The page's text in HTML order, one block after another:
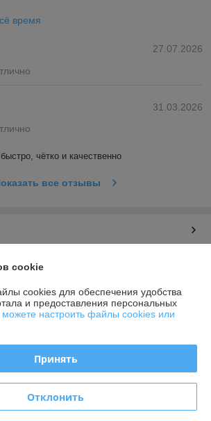
время
27.07.2026
31.03.2026
чётко и качественно
все отзывы
cookies
cookie
cookies для обеспечения удобства
и предоставления персональных
настроить файлы cookies или
Принять
Отклонить